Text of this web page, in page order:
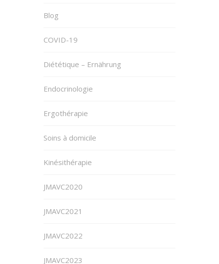
Blog
COVID-19
Diététique – Ernährung
Endocrinologie
Ergothérapie
Soins à domicile
Kinésithérapie
JMAVC2020
JMAVC2021
JMAVC2022
JMAVC2023